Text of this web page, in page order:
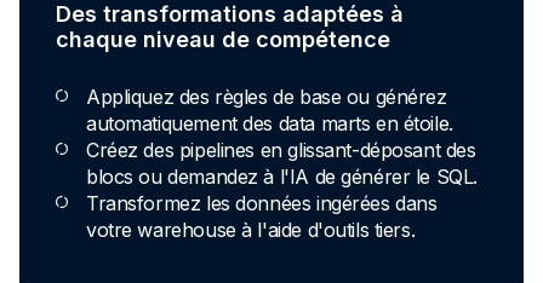
Des transformations adaptées à
chaque niveau de compétence
Appliquez des règles de base ou générez
automatiquement des data marts en étoile.
Créez des pipelines en glissant-déposant des
blocs ou demandez à l'IA de générer le SQL.
Transformez les données ingérées dans
votre warehouse à l'aide d'outils tiers.